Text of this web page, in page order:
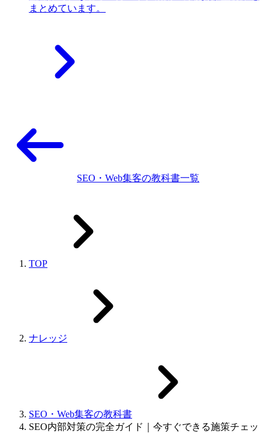
まとめています。
SEO・Web集客の教科書一覧
TOP
ナレッジ
SEO・Web集客の教科書
SEO内部対策の完全ガイド｜今すぐできる施策チェッ